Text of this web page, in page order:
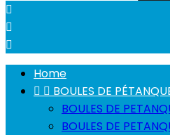



Home
  BOULES DE
BOULES DE
BOULES DE